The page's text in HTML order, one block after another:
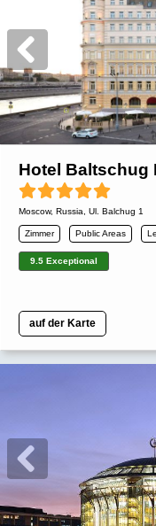
Hotel Baltschug
Moscow, Russia , Ul. Balchug 1
Zimmer Public Areas
9.5 Exceptional
auf der Karte